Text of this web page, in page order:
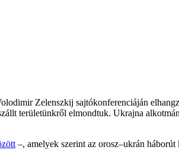
Zelenszkij sajtókonferenciáján
területünkről elmondtuk. Ukrajna
–, amelyek szerint az orosz–ukrán háborút